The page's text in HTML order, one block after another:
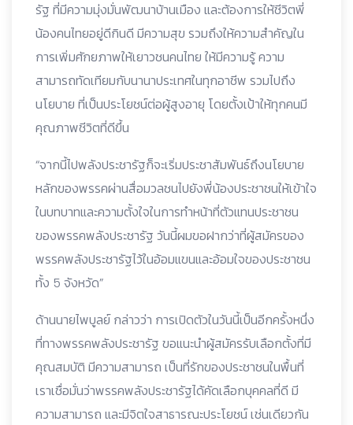
รัฐ ที่มีความมุ่งมั่นพัฒนาบ้านเมือง และต้องการให้ชีวิตพี่
น้องคนไทยอยู่ดีกินดี มีความสุข รวมถึงให้ความสำคัญใน
การเพิ่มศักยภาพให้เยาวชนคนไทย ให้มีความรู้ ความ
สามารถทัดเทียมกับนานาประเทศในทุกอาชีพ รวมไปถึง
นโยบาย ที่เป็นประโยชน์ต่อผู้สูงอายุ โดยตั้งเป้าให้ทุกคนมี
คุณภาพชีวิตที่ดีขึ้น
“จากนี้ไปพลังประชารัฐก็จะเริ่มประชาสัมพันธ์ถึงนโยบาย
หลักของพรรคผ่านสื่อมวลชนไปยังพี่น้องประชาชนให้เข้าใจ
ในบทบาทและความตั้งใจในการทำหน้าที่ตัวแทนประชาชน
ของพรรคพลังประชารัฐ วันนี้ผมขอฝากว่าที่ผู้สมัครของ
พรรคพลังประชารัฐไว้ในอ้อมแขนและอ้อมใจของประชาชน
ทั้ง 5 จังหวัด”
ด้านนายไพบูลย์ กล่าวว่า การเปิดตัวในวันนี้เป็นอีกครั้งหนึ่ง
ที่ทางพรรคพลังประชารัฐ ขอแนะนำผู้สมัครรับเลือกตั้งที่มี
คุณสมบัติ มีความสามารถ เป็นที่รักของประชาชนในพื้นที่
เราเชื่อมั่นว่าพรรคพลังประชารัฐได้คัดเลือกบุคคลที่ดี มี
ความสามารถ และมีจิตใจสาธารณะประโยชน์ เช่นเดียวกัน